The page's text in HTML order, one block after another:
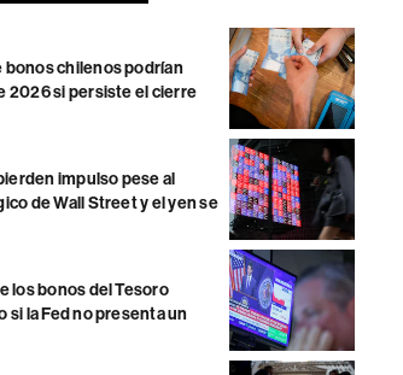
chilenos podrían
2026 si persiste el cierre
impulso pese al
de Wall Street y el yen se
los bonos del Tesoro
si la Fed no presenta un